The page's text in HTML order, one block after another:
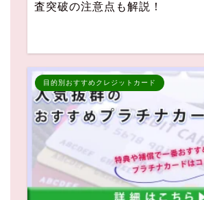
査突破の注意点も解説！
目的別おすすめクレジットカード